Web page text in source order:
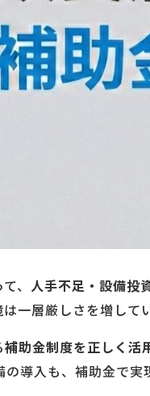
、人手不足・設備投
一層厳しさを増してい
補助金制度を正しく活
導入も、補助金で実